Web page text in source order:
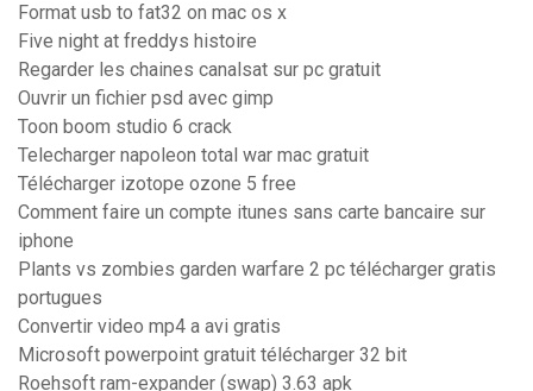
Format usb to fat32 on mac os x
Five night at freddys histoire
Regarder les chaines canalsat sur pc gratuit
Ouvrir un fichier psd avec gimp
Toon boom studio 6 crack
Telecharger napoleon total war mac gratuit
Télécharger izotope ozone 5 free
Comment faire un compte itunes sans carte bancaire sur
iphone
Plants vs zombies garden warfare 2 pc télécharger gratis
portugues
Convertir video mp4 a avi gratis
Microsoft powerpoint gratuit télécharger 32 bit
Roehsoft ram-expander (swap) 3.63 apk